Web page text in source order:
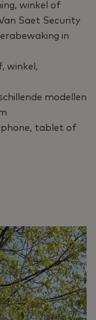
winkel of
Saet Security
in
winkel,
modellen
tablet of